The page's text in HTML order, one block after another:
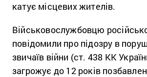
катує місцевих жителів.
Військовослужбовцю
повідомили про підозру в
звичаїв війни (ст. 438 КК
загрожує до 12 років